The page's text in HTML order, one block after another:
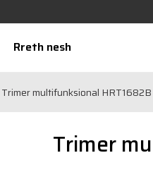
Rreth nesh
Trimer multifunksional HRT1682B
Trimer